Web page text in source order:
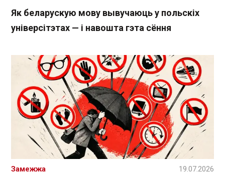
Як беларускую мову вывучаюць у польскіх
універсітэтах — і навошта гэта сёння
Замежжа 19.07.2026